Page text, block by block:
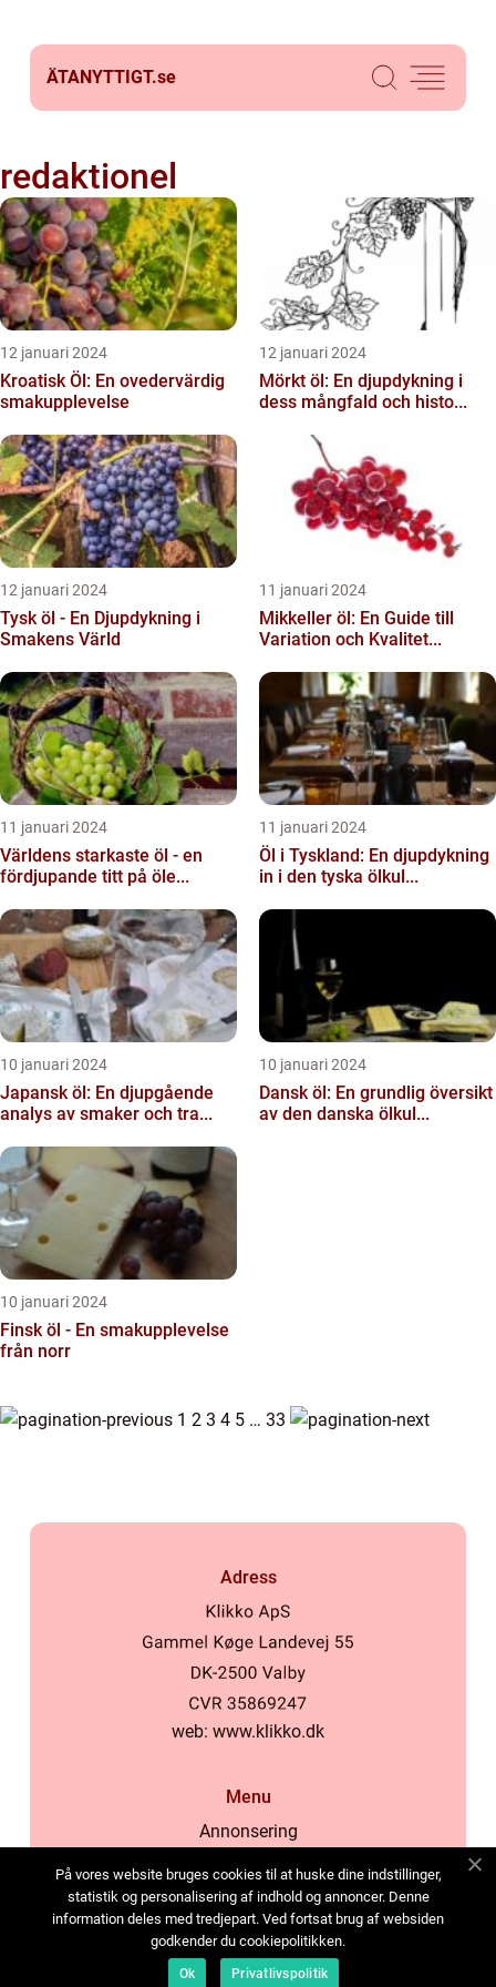
ÄTANYTTIGT.se
redaktionel
12 januari 2024
Kroatisk Öl: En ovedervärdig
smakupplevelse
12 januari 2024
Mörkt öl: En djupdykning i
dess mångfald och histo...
12 januari 2024
Tysk öl - En Djupdykning i
Smakens Värld
11 januari 2024
Mikkeller öl: En Guide till
Variation och Kvalitet...
11 januari 2024
Världens starkaste öl - en
fördjupande titt på öle...
11 januari 2024
Öl i Tyskland: En djupdykning
in i den tyska ölkul...
10 januari 2024
Japansk öl: En djupgående
analys av smaker och tra...
10 januari 2024
Dansk öl: En grundlig översikt
av den danska ölkul...
10 januari 2024
Finsk öl - En smakupplevelse
från norr
1 2 3 4 5 … 33
Adress
web: www.klikko.dk
Menu
Annonsering
Cookies
Kontakta oss
Sitemap
På vores website bruges cookies til at huske dine indstillinger,
statistik og personalisering af indhold og annoncer. Denne
information deles med tredjepart. Ved fortsat brug af websiden
godkender du cookiepolitikken.
Ok Privatlivspolitik